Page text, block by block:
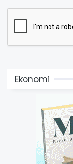
Ekonomi